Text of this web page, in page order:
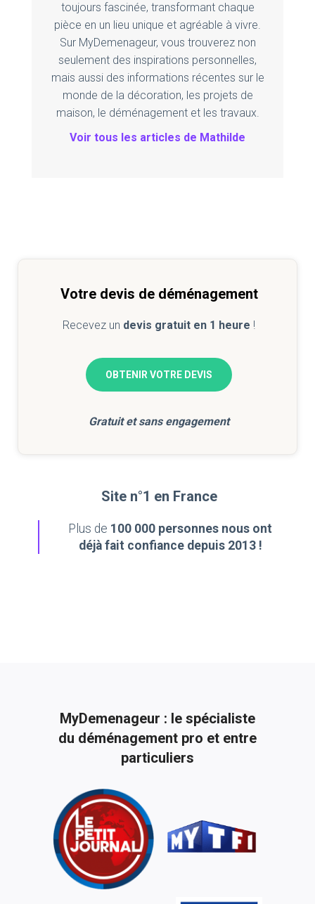
toujours fascinée, transformant chaque
pièce en un lieu unique et agréable à vivre.
Sur MyDemenageur, vous trouverez non
seulement des inspirations personnelles,
mais aussi des informations récentes sur le
monde de la décoration, les projets de
maison, le déménagement et les travaux.
Voir tous les articles de Mathilde
Votre devis de déménagement
Recevez un devis gratuit en 1 heure !
OBTENIR VOTRE DEVIS
Gratuit et sans engagement
Site n°1 en France
Plus de 100 000 personnes nous ont
déjà fait confiance depuis 2013 !
MyDemenageur : le spécialiste
du déménagement pro et entre
particuliers